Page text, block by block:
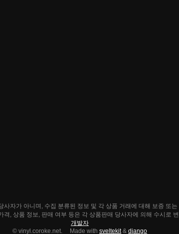
자가 아니며, 수집 분류된 정보 및 각 상품 거래에 대해 보증 또
, 상품 정보, 판매 여부 등은 각 상품판매 당사자에 의해 수시로
개발자
© vinyl.coroke.net. Made with sveltekit& django